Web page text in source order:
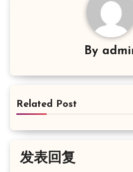
By
Related Post
发表回复